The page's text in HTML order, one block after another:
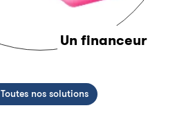
Un financeur
Toutes nos solutions